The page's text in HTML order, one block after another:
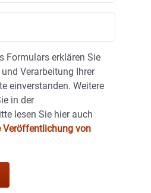
Formulars erklären Sie
Verarbeitung Ihrer
einverstanden. Weitere
in der
lesen Sie hier auch
Veröffentlichung von